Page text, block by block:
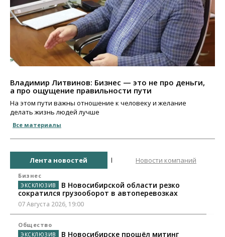
Владимир Литвинов: Бизнес — это не про деньги,
а про ощущение правильности пути
На этом пути важны отношение к человеку и желание
делать жизнь людей лучше
Все материалы
Лента новостей Новости компаний
Бизнес
В Новосибирской области резко
сократился грузооборот в автоперевозках
07 Августа 2026, 19:00
Общество
В Новосибирске прошёл митинг